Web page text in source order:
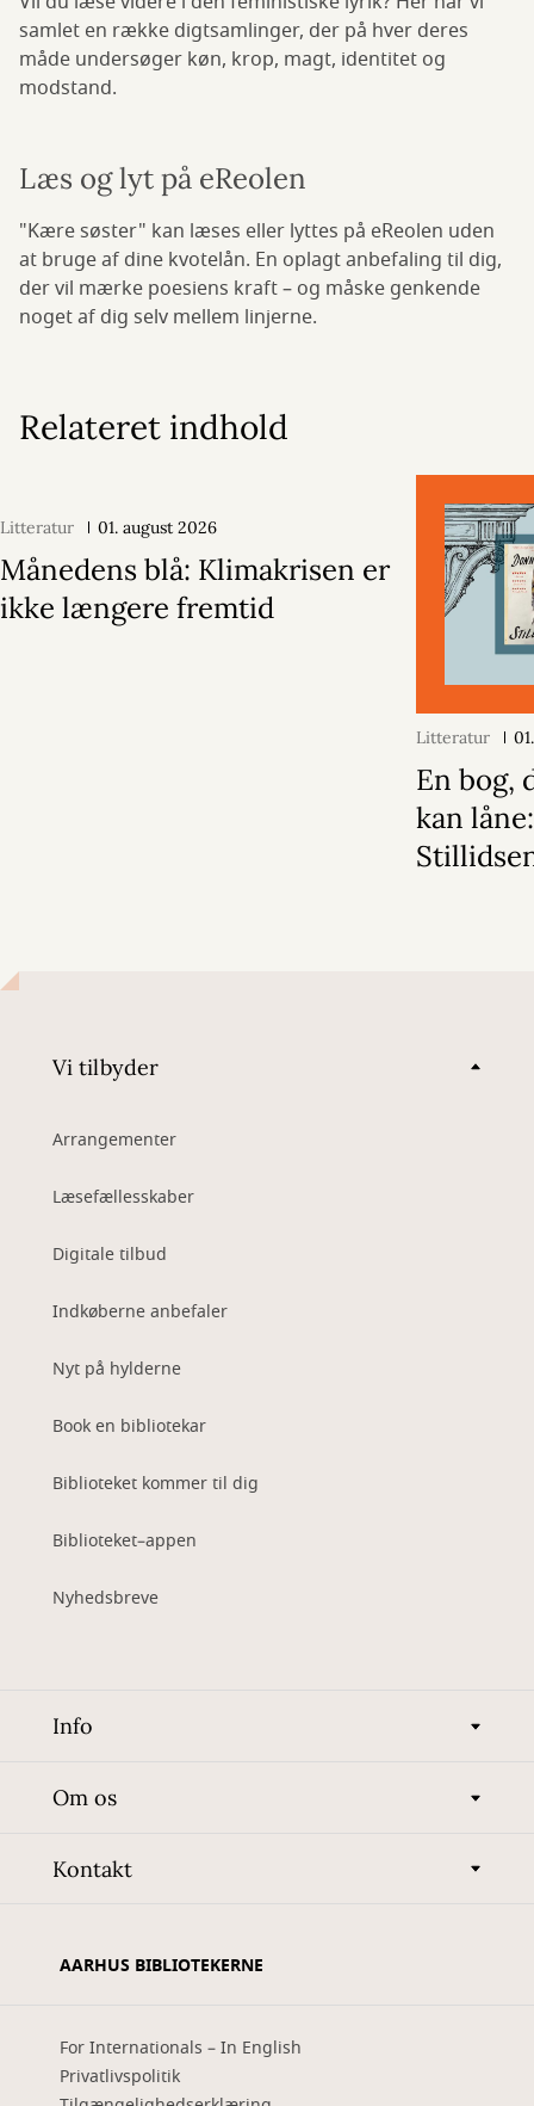
samlet en række digtsamlinger, der på hver deres
måde undersøger køn, krop, magt, identitet og
modstand.
Læs og lyt på eReolen
"Kære søster" kan læses eller lyttes på eReolen uden
at bruge af dine kvotelån. En oplagt anbefaling til dig,
der vil mærke poesiens kraft – og måske genkende
noget af dig selv mellem linjerne.
Relateret indhold
Litteratur 01. august 2026
Månedens blå: Klimakrisen er
ikke længere fremtid
Litteratur
En bog,
kan låne:
Vi tilbyder
Arrangementer
Læsefællesskaber
Digitale tilbud
Indkøberne anbefaler
Nyt på hylderne
Book en bibliotekar
Biblioteket kommer til dig
Biblioteket–appen
Nyhedsbreve
Info
Om os
Kontakt
AARHUS BIBLIOTEKERNE
For Internationals – In English
Privatlivspolitik